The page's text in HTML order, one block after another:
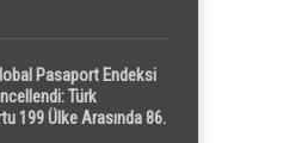
Pasaport Endeksi
Türk
199 Ülke Arasında 86.